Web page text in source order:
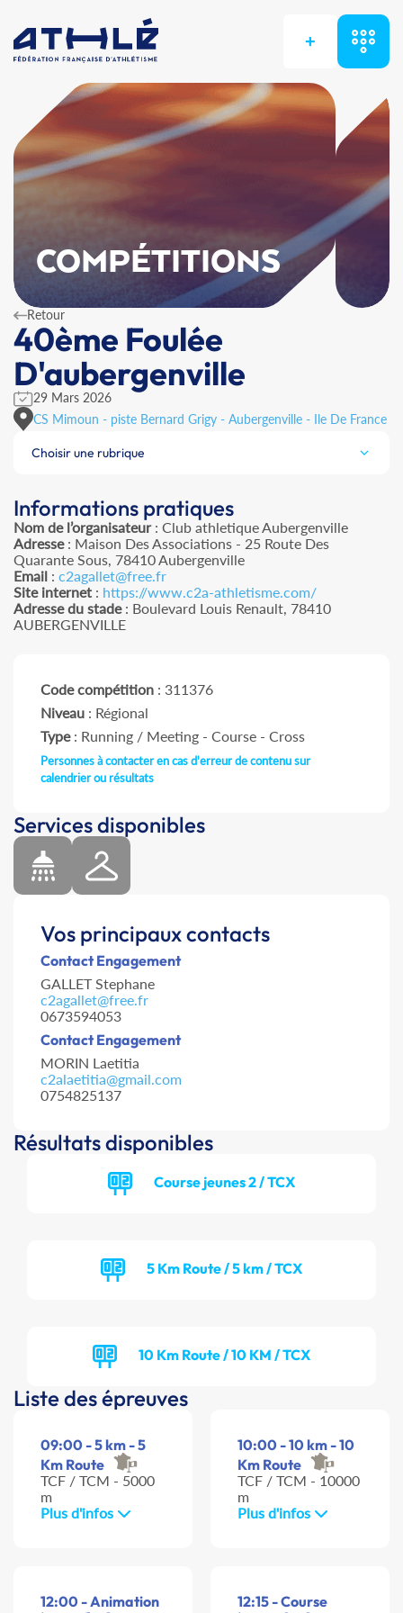
+
COMPÉTITIONS
Retour
40ème Foulée
D'aubergenville
29 Mars 2026
CS Mimoun - piste Bernard Grigy - Aubergenville - Ile De France
Choisir une rubrique
Informations pratiques
Nom de l’organisateur: Club athletique Aubergenville
Adresse: Maison Des Associations - 25 Route Des
Quarante Sous, 78410 Aubergenville
Email : c2agallet@free.fr
Site internet : https://www.c2a-athletisme.com/
Adresse du stade: Boulevard Louis Renault, 78410
AUBERGENVILLE
Code compétition : 311376
Niveau : Régional
Type: Running / Meeting - Course - Cross
Personnes à contacter en cas d'erreur de contenu sur
calendrier ou résultats
Services disponibles
Vos principaux contacts
Contact Engagement
GALLET Stephane
c2agallet@free.fr
0673594053
Contact Engagement
MORIN Laetitia
c2alaetitia@gmail.com
0754825137
Résultats disponibles
Course jeunes 2 / TCX
5 Km Route / 5 km / TCX
10 Km Route / 10 KM / TCX
Liste des épreuves
09:00 - 5 km - 5
Km Route
TCF / TCM - 5000
m
Plus d'infos
10:00 - 10 km - 10
Km Route
TCF / TCM - 10000
m
Plus d'infos
12:00 - Animation
12:15 - Course